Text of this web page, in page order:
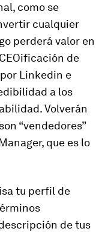
como se
cualquier
perderá valor en
CEOificación de
Linkedin e
a los
Volverán
“vendedores”
, que es lo
tu perfil de
de tus